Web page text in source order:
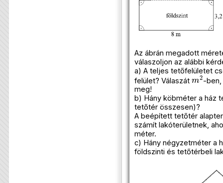
Az ábrán megadott
válaszoljon az alábbi
a) A teljes tetőfelületet
felület? Válaszát
m2
-
meg!
b) Hány köbméter a ház
tetőtér összesen)?
A beépített tetőtér
számít lakóterületnek,
méter.
c) Hány négyzetméter a
földszinti és tetőtérbeli